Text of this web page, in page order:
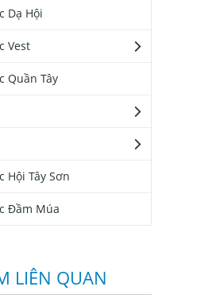
Dạ Hội
Vest
Quần Tây
Hội Tây Sơn
Đầm Múa
LIÊN QUAN